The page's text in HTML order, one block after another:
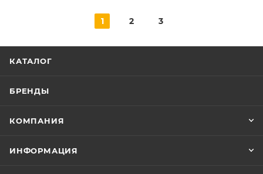
1 2 3
КАТАЛОГ
БРЕНДЫ
КОМПАНИЯ
ИНФОРМАЦИЯ